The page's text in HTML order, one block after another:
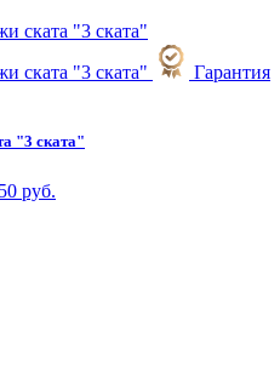
Гарантия
"3 ската"
руб.